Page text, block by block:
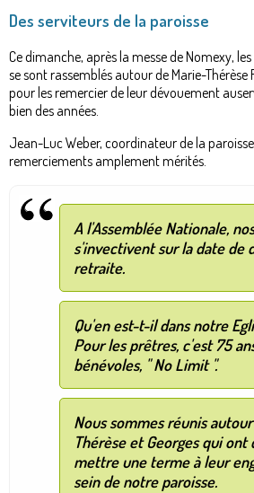
êtes
ici
Des serviteurs de la paroisse
Ce dimanche, après la messe de Nomexy,
se sont rassemblés autour de Marie-Thérèse
pour les remercier de leur dévouement
bien des années.
Jean-Luc Weber, coordinateur de la
remerciements amplement mérités.
A l'Assemblée Nationale,
s'invectivent sur la date de
retraite.
Qu'en est-t-il dans notre
Pour les prêtres, c'est 75
bénévoles, " No Limit ".
Nous sommes réunis
Thérèse et Georges qui ont
mettre une terme à leur
sein de notre paroisse.